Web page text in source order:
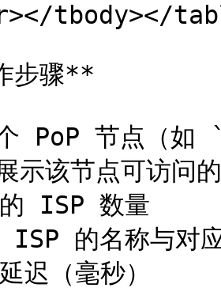
tbody></
步骤**
PoP 节点（
示该节点可访问